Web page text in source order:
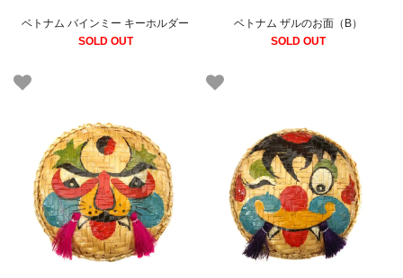
ベトナム バインミー キーホルダー
SOLD OUT
ベトナム ザルのお面（B）
SOLD OUT